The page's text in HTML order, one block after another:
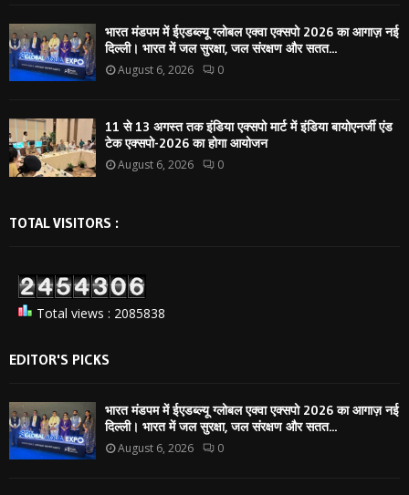
भारत मंडपम में ईएडब्ल्यू ग्लोबल एक्वा एक्सपो 2026 का आगाज़ नई
दिल्ली। भारत में जल सुरक्षा, जल संरक्षण और सतत...
August 6, 2026 0
11 से 13 अगस्त तक इंडिया एक्सपो मार्ट में इंडिया बायोएनर्जी एंड
टेक एक्सपो-2026 का होगा आयोजन
August 6, 2026 0
TOTAL VISITORS :
Total views : 2085838
EDITOR'S PICKS
भारत मंडपम में ईएडब्ल्यू ग्लोबल एक्वा एक्सपो 2026 का आगाज़ नई
दिल्ली। भारत में जल सुरक्षा, जल संरक्षण और सतत...
August 6, 2026 0